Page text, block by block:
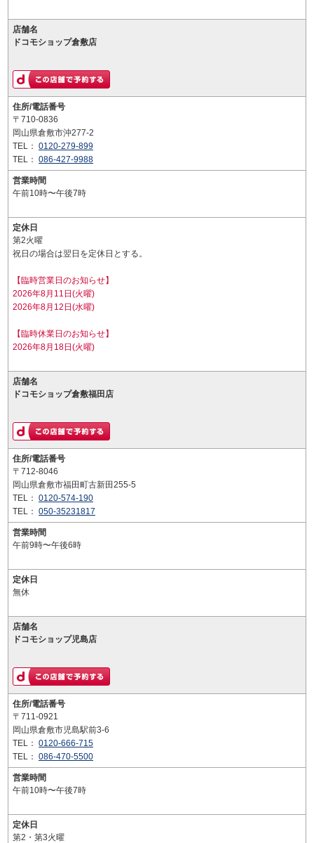
店舗名
ドコモショップ倉敷店
住所/電話番号
〒710-0836
岡山県倉敷市沖277-2
TEL： 0120-279-899
TEL： 086-427-9988
営業時間
午前10時〜午後7時
定休日
第2火曜
祝日の場合は翌日を定休日とする。
【臨時営業日のお知らせ】
2026年8月11日(火曜)
2026年8月12日(水曜)
【臨時休業日のお知らせ】
2026年8月18日(火曜)
店舗名
ドコモショップ倉敷福田店
住所/電話番号
〒712-8046
岡山県倉敷市福田町古新田255-5
TEL： 0120-574-190
TEL： 050-35231817
営業時間
午前9時〜午後6時
定休日
無休
店舗名
ドコモショップ児島店
住所/電話番号
〒711-0921
岡山県倉敷市児島駅前3-6
TEL： 0120-666-715
TEL： 086-470-5500
営業時間
午前10時〜午後7時
定休日
第2・第3火曜